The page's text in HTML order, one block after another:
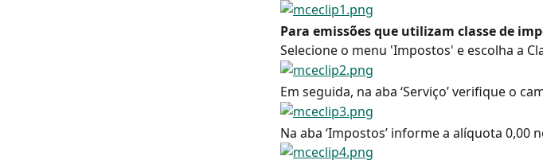
Para emissões que utilizam classe de
Selecione o menu 'Impostos' e escolha a
Em seguida, na aba ‘Serviço’ verifique o
Na aba ‘Impostos’ informe a alíquota 0,00